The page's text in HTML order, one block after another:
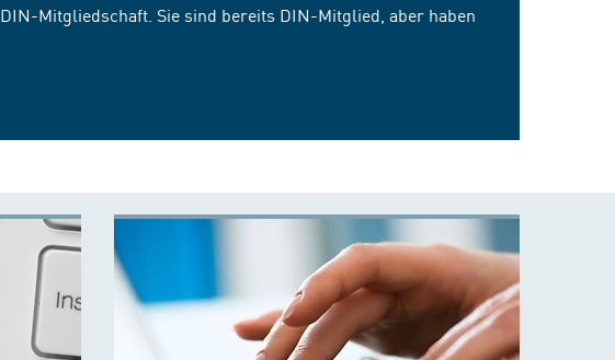
Mitgliedschaft. Sie sind bereits DIN-Mitglied, aber haben